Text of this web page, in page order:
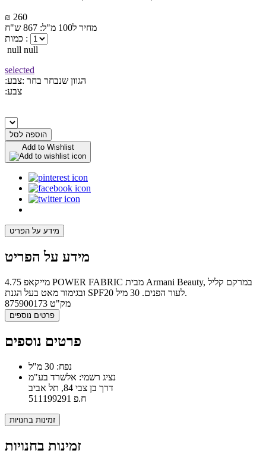
₪ 260
מחיר ל100 מ"ל: 867 ש"ח
כמות :
null null
selected
:הגוון שנבחר בחר :צבע
:צבע
הוספה לסל
Add to Wishlist
מידע על הפריט
מידע על הפריט
מייקאפ 4.75 POWER FABRIC מבית Armani Beauty, במרקם קליל
ובגימור מאט בעל הגנת SPF20 לעור הפנים. 30 מיל.
מק"ט 875900173
פרטים נוספים
פרטים נוספים
נפח: 30 מ"ל
נציג רשמי: אלשרד בע"מ
דרך בן צבי 84, תל אביב
ח.פ 511199291
זמינות בחנויות
זמינות בחנויות